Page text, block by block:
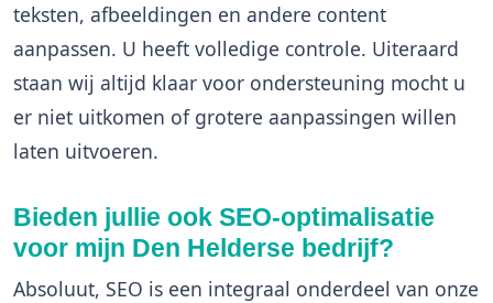
teksten, afbeeldingen en andere content
aanpassen. U heeft volledige controle. Uiteraard
staan wij altijd klaar voor ondersteuning mocht u
er niet uitkomen of grotere aanpassingen willen
laten uitvoeren.
Bieden jullie ook SEO-optimalisatie
voor mijn Den Helderse bedrijf?
Absoluut, SEO is een integraal onderdeel van onze